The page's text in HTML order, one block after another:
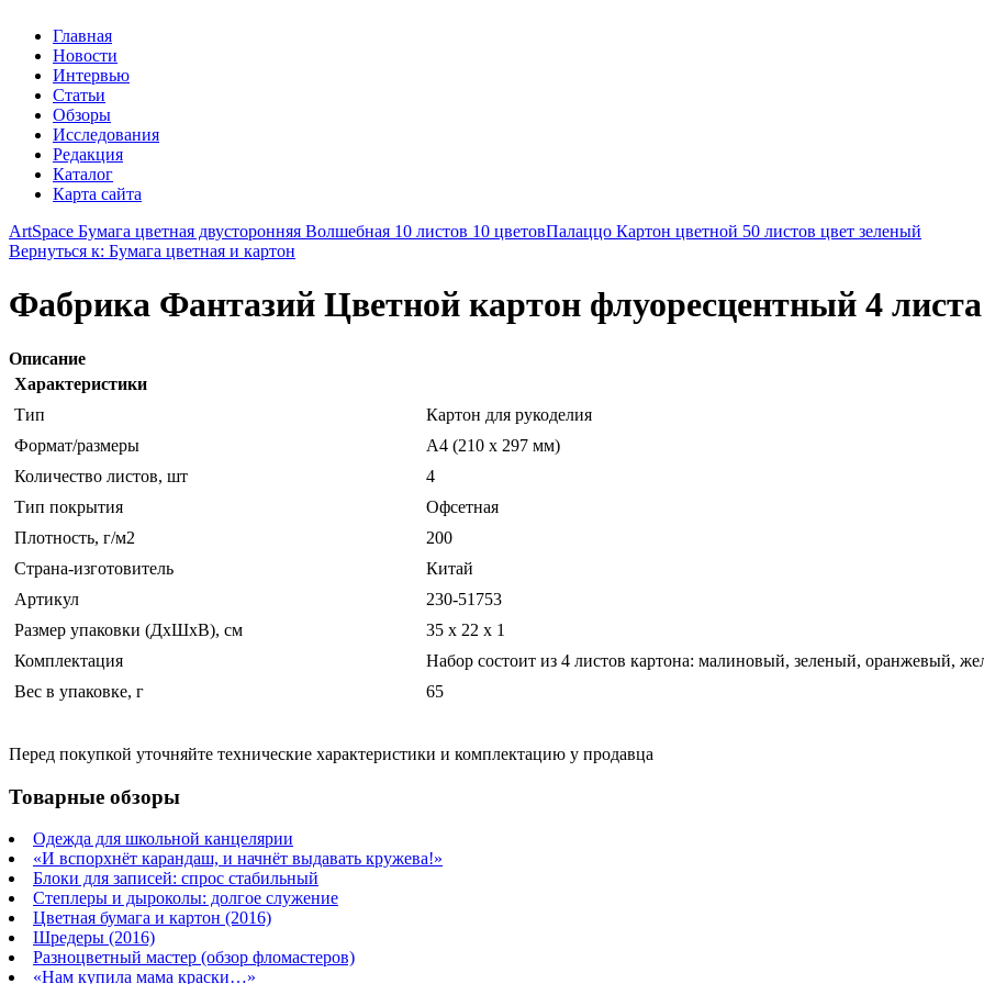
Главная
Новости
Интервью
Статьи
Обзоры
Исследования
Редакция
Каталог
Карта сайта
ArtSpace Бумага цветная двусторонняя Волшебная 10 листов 10 цветовПалаццо Картон цветной 50 листов цвет зеленый
Вернуться к: Бумага цветная и картон
Фабрика Фантазий Цветной картон флуоресцентный 4 листа
Описание
Характеристики
Тип
Картон для рукоделия
Формат/размеры
A4 (210 x 297 мм)
Количество листов, шт
4
Тип покрытия
Офсетная
Плотность, г/м2
200
Страна-изготовитель
Китай
Артикул
230-51753
Размер упаковки (ДхШхВ), см
35 x 22 x 1
Комплектация
Набор состоит из 4 листов картона: малиновый, зеленый, оранжевый,
Вес в упаковке, г
65
Перед покупкой уточняйте технические характеристики и комплектацию у продавца
Товарные обзоры
Одежда для школьной канцелярии
«И вспорхнёт карандаш, и начнёт выдавать кружева!»
Блоки для записей: спрос стабильный
Степлеры и дыроколы: долгое служение
Цветная бумага и картон (2016)
Шредеры (2016)
Разноцветный мастер (обзор фломастеров)
«Нам купила мама краски…»